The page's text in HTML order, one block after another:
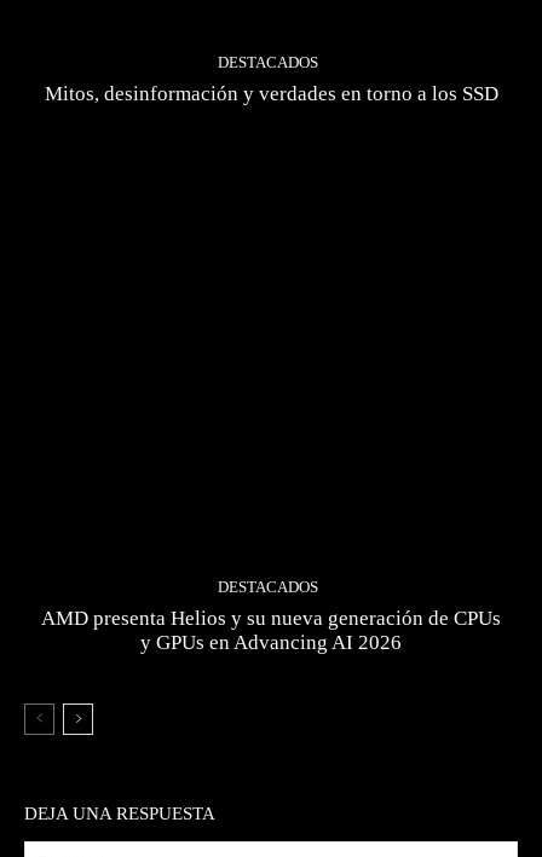
DESTACADOS
Mitos, desinformación y verdades en torno a los SSD
DESTACADOS
AMD presenta Helios y su nueva generación de CPUs
y GPUs en Advancing AI 2026
DEJA UNA RESPUESTA